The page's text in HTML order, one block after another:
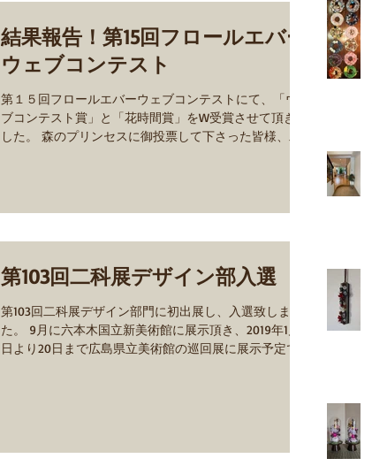
結果報告！第15回フロールエバー
ウェブコンテスト
第１５回フロールエバーウェブコンテストにて、「ウェ
ブコンテスト賞」と「花時間賞」をW受賞させて頂きま
した。 森のプリンセスに御投票して下さった皆様、二
第103回二科展デザイン部入選
第103回二科展デザイン部門に初出展し、入選致しまし
た。 9月に六本木国立新美術館に展示頂き、2019年1月15
日より20日まで広島県立美術館の巡回展に展示予定で